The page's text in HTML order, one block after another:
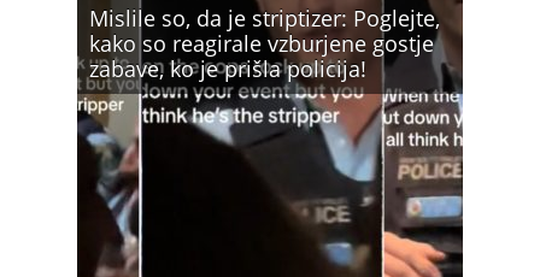
Mislile so, da je striptizer: Poglejte,
kako so reagirale vzburjene gostje
zabave, ko je prišla policija!